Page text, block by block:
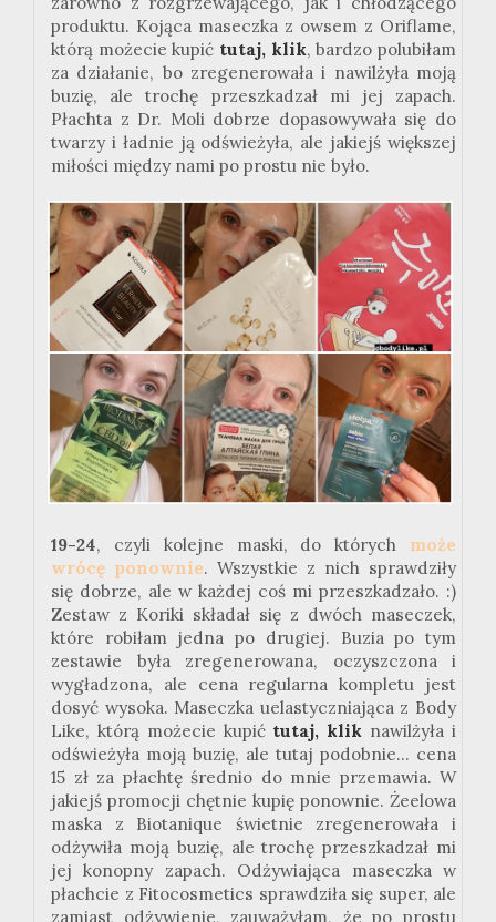
produktu. Kojąca maseczka z owsem z Oriflame,
którą możecie kupić tutaj, klik, bardzo polubiłam
za działanie, bo zregenerowała i nawilżyła moją
buzię, ale trochę przeszkadzał mi jej zapach.
Płachta z Dr. Moli dobrze dopasowywała się do
twarzy i ładnie ją odświeżyła, ale jakiejś większej
miłości między nami po prostu nie było.
19-24, czyli kolejne maski, do których może
wrócę ponownie. Wszystkie z nich sprawdziły
się dobrze, ale w każdej coś mi przeszkadzało. :)
Zestaw z Koriki składał się z dwóch maseczek,
które robiłam jedna po drugiej. Buzia po tym
zestawie była zregenerowana, oczyszczona i
wygładzona, ale cena regularna kompletu jest
dosyć wysoka. Maseczka uelastyczniająca z Body
Like, którą możecie kupić tutaj, klik nawilżyła i
odświeżyła moją buzię, ale tutaj podobnie... cena
15 zł za płachtę średnio do mnie przemawia. W
jakiejś promocji chętnie kupię ponownie. Żeelowa
maska z Biotanique świetnie zregenerowała i
odżywiła moją buzię, ale trochę przeszkadzał mi
jej konopny zapach. Odżywiająca maseczka w
płachcie z Fitocosmetics sprawdziła się super, ale
zamiast odżywienie, zauważyłam, że po prostu